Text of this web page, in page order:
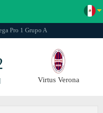
Pro 1 Grupo A
Virtus Verona